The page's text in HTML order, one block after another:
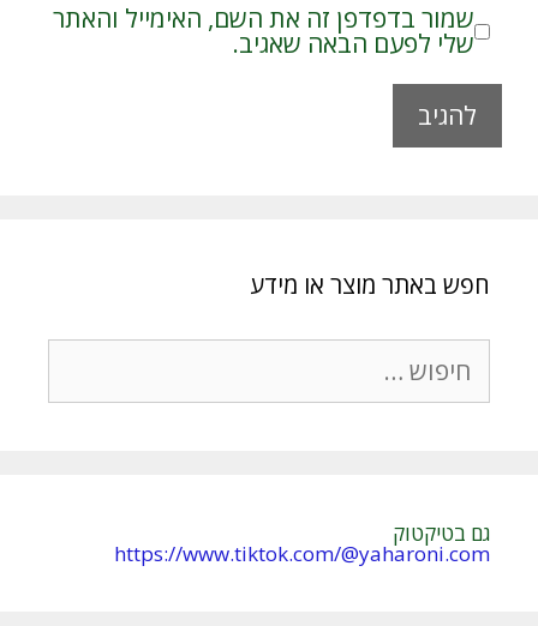
שמור בדפדפן זה את השם, האימייל והאתר
שלי לפעם הבאה שאגיב.
nחפש באתר מוצר או מידע
חיפוש:
גם בטיקטוק
https://www.tiktok.com/@yaharoni.com